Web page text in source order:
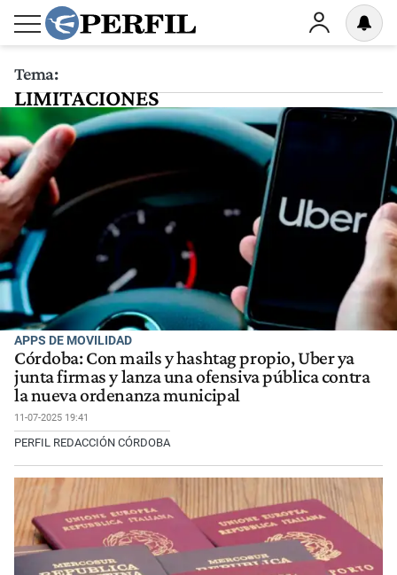
Tema:
LIMITACIONES
APPS DE MOVILIDAD
Córdoba: Con mails y hashtag propio, Uber ya
junta firmas y lanza una ofensiva pública contra
la nueva ordenanza municipal
11-07-2025 19:41
PERFIL REDACCIÓN CÓRDOBA